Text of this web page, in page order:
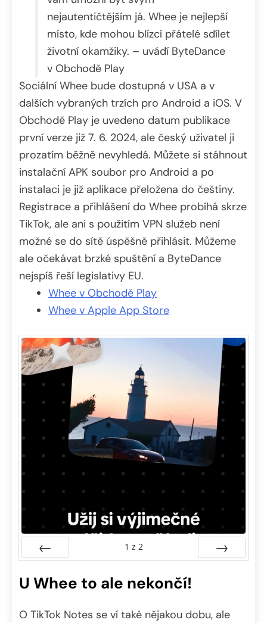
nejautentičtějším já. Whee je nejlepší
místo, kde mohou blízcí přátelé sdílet
životní okamžiky. – uvádí ByteDance
v Obchodě Play
Sociální Whee bude dostupná v USA a v
dalších vybraných trzích pro Android a iOS. V
Obchodě Play je uvedeno datum publikace
první verze již 7. 6. 2024, ale český uživatel ji
prozatím běžně nevyhledá. Můžete si stáhnout
instalační APK soubor pro Android a po
instalaci je již aplikace přeložena do češtiny.
Registrace a přihlášení do Whee probíhá skrze
TikTok, ale ani s použitím VPN služeb není
možné se do sítě úspěšně přihlásit. Můžeme
ale očekávat brzké spuštění a ByteDance
nejspíš řeší legislativy EU.
Whee v Obchodě Play
Whee v Apple App Store
1 z 2
U Whee to ale nekončí!
O TikTok Notes se ví také nějakou dobu, ale